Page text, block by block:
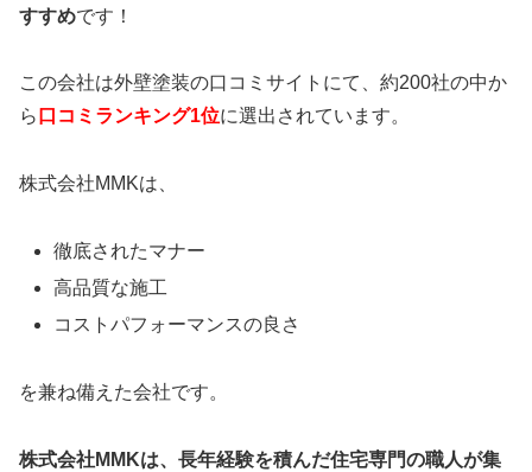
すすめです！
この会社は外壁塗装の口コミサイトにて、約200社の中か
ら 口コミランキング1位に選出されています。
株式会社MMKは、
徹底されたマナー
高品質な施工
コストパフォーマンスの良さ
を兼ね備えた会社です。
株式会社MMKは、長年経験を積んだ住宅専門の職人が集